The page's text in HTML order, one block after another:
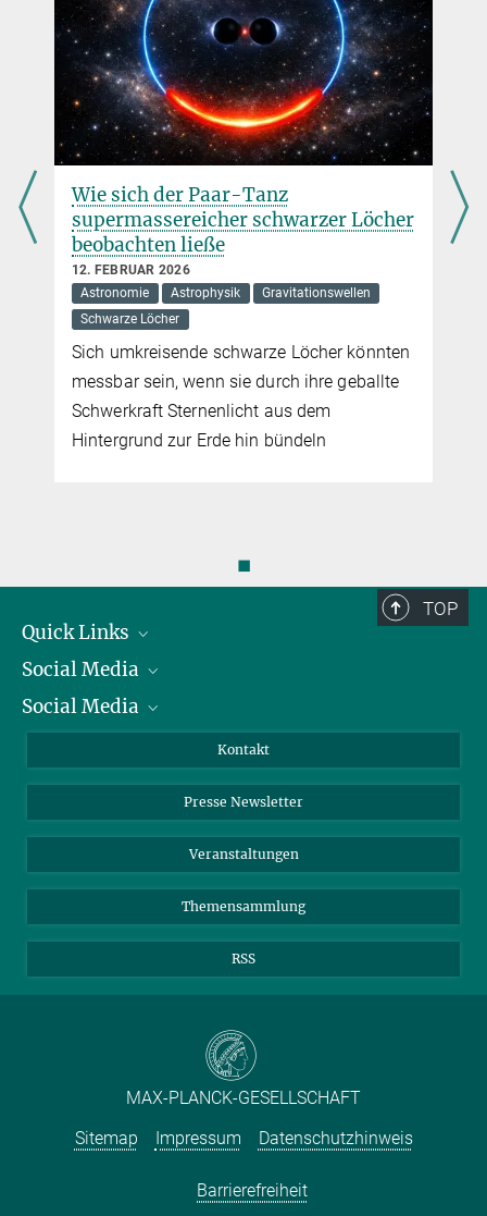
Wie sich der Paar-Tanz
supermassereicher schwarzer Löcher
beobachten ließe
12. FEBRUAR 2026
Astronomie
Astrophysik
Gravitationswellen
Schwarze Löcher
Sich umkreisende schwarze Löcher könnten
messbar sein, wenn sie durch ihre geballte
Schwerkraft Sternenlicht aus dem
Hintergrund zur Erde hin bündeln
◼
TOP
Quick Links
Präsident
Zahlen und Fakten
Meldestelle Fehlverhalten
Social Media
Bluesky
TikTok
Social Media
Instagram
YouTube
Kontakt
Presse Newsletter
Veranstaltungen
Themensammlung
RSS
MAX-PLANCK-GESELLSCHAFT
Sitemap
Impressum Datenschutzhinweis
Barrierefreiheit